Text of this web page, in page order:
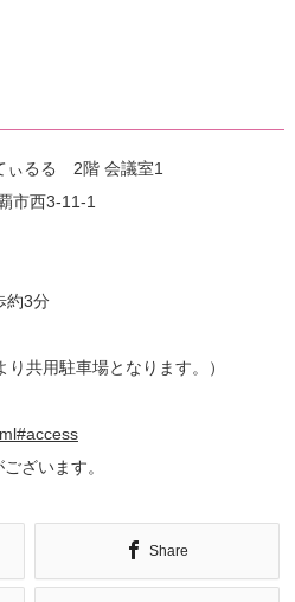
ぃるる 2階 会議室1
市西3-11-1
約3分
共用駐車場となります。）
ざいます。
Share